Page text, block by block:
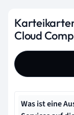
Cloud
Was ist eine